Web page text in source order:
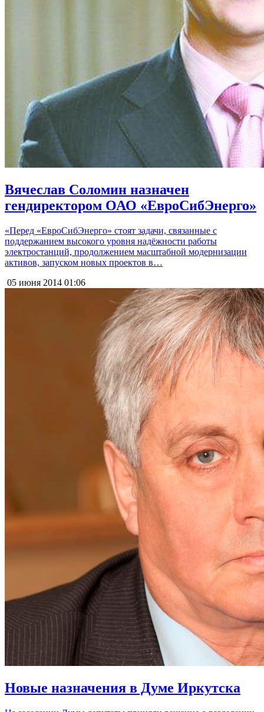
Вячеслав Соломин назначен
гендиректором ОАО «ЕвроСибЭнерго»
«Перед «ЕвроСибЭнерго» стоят задачи, связанные с
поддержанием высокого уровня надёжности работы
электростанций, продолжением масштабной модернизации
активов, запуском новых проектов в…
05 июня 2014 01:06
Новые назначения в Думе Иркутска